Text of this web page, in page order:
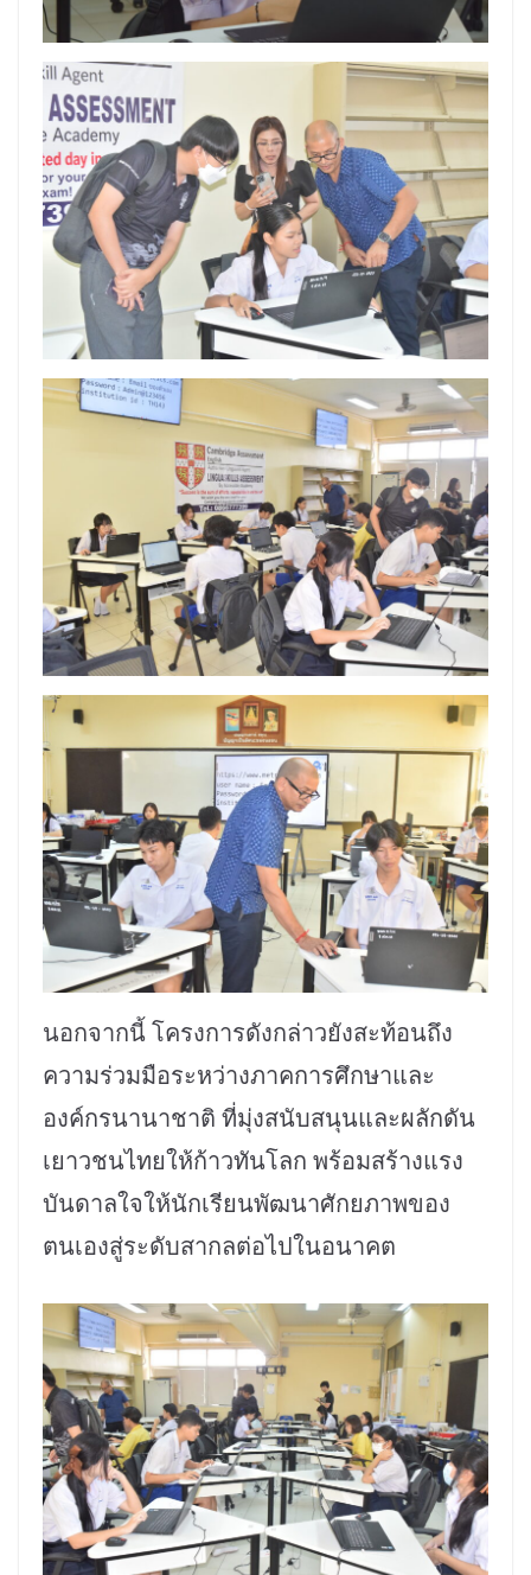
นอกจากนี้ โครงการดังกล่าวยังสะท้อนถึง
ความร่วมมือระหว่างภาคการศึกษาและ
องค์กรนานาชาติ ที่มุ่งสนับสนุนและผลักดัน
เยาวชนไทยให้ก้าวทันโลก พร้อมสร้างแรง
บันดาลใจให้นักเรียนพัฒนาศักยภาพของ
ตนเองสู่ระดับสากลต่อไปในอนาคต